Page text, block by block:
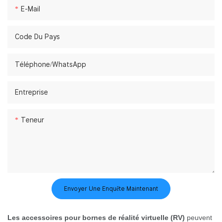
E-Mail
Code Du Pays
Téléphone/WhatsApp
Entreprise
Teneur
Envoyer Une Enquête Maintenant
Les accessoires pour bornes de réalité virtuelle (RV) peuvent